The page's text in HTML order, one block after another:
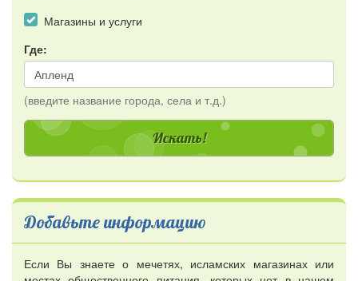
Магазины и услуги
Где:
(введите название города, села и т.д.)
Добавьте информацию
Если Вы знаете о мечетях, исламских магазинах или